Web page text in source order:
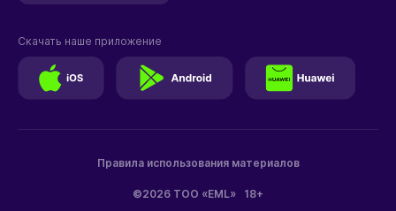
©2026 ТОО «EML» 18+
Правила использования материалов
Скачать наше приложение